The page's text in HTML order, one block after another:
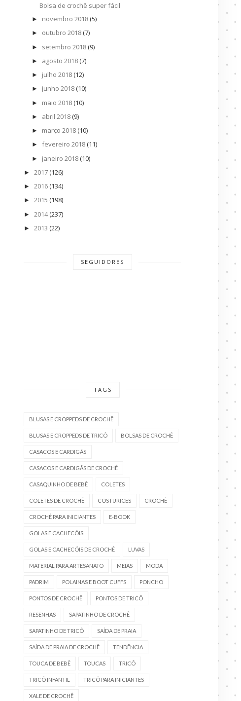
Bolsa de crochê super fácil
► novembro 2018 (5)
► outubro 2018 (7)
► setembro 2018 (9)
► agosto 2018 (7)
► julho 2018 (12)
► junho 2018 (10)
► maio 2018 (10)
► abril 2018 (9)
► março 2018 (10)
► fevereiro 2018 (11)
► janeiro 2018 (10)
► 2017 (126)
► 2016 (134)
► 2015 (198)
► 2014 (237)
► 2013 (22)
SEGUIDORES
TAGS
BLUSAS E CROPPEDS DE CROCHÊ
BLUSAS E CROPPEDS DE TRICÔ BOLSAS DE CROCHÊ
CASACOS E CARDIGÃS
CASACOS E CARDIGÃS DE CROCHÊ
CASAQUINHO DE BEBÊ COLETES
COLETES DE CROCHÊ COSTURICES CROCHÊ
CROCHÊ PARA INICIANTES E-BOOK
GOLAS E CACHECÓIS
GOLAS E CACHECÓIS DE CROCHÊ LUVAS
MATERIAL PARA ARTESANATO MEIAS MODA
PADRIM POLAINAS E BOOT CUFFS PONCHO
PONTOS DE CROCHÊ PONTOS DE TRICÔ
RESENHAS SAPATINHO DE CROCHÊ
SAPATINHO DE TRICÔ SAÍDA DE PRAIA
SAÍDA DE PRAIA DE CROCHÊ TENDÊNCIA
TOUCA DE BEBÊ TOUCAS TRICÔ
TRICÔ INFANTIL TRICÔ PARA INICIANTES
XALE DE CROCHÊ